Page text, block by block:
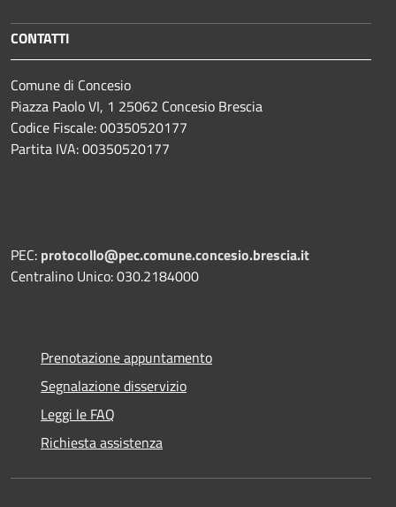
CONTATTI
Comune di Concesio
Piazza Paolo VI, 1 25062 Concesio Brescia
Codice Fiscale: 00350520177
Partita IVA: 00350520177
PEC: protocollo@pec.comune.concesio.brescia.it
Centralino Unico: 030.2184000
Prenotazione appuntamento
Segnalazione disservizio
Leggi le FAQ
Richiesta assistenza